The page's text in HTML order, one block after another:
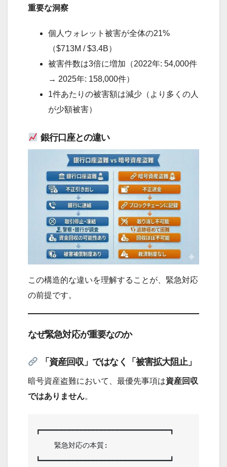
重要な洞察
個人ウォレット被害が全体の21%
（$713M / $3.4B）
被害件数は3倍に増加（2022年: 54,000件
→ 2025年: 158,000件）
1件あたりの被害額は減少（より多くの人
が少額被害）
銀行口座との違い
この構造的な違いを理解することが、緊急対応
の前提です。
なぜ緊急対応が重要なのか
「資産回収」ではなく「被害拡大阻止」
暗号資産盗難において、最優先事項は資産回収
ではありません。
┏━━━━━━━━━━━━━━━━━━━━━━━━━━━━━━━━┓
┗━━━━━━━━━━━━━━━━━━━━━━━━━━━━━━━━┛